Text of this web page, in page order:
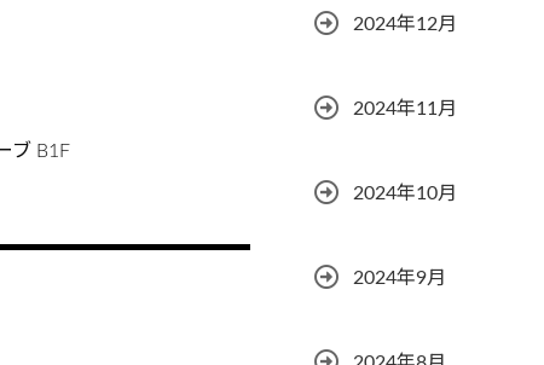
ブ B1F
2024年12月
2024年11月
2024年10月
2024年9月